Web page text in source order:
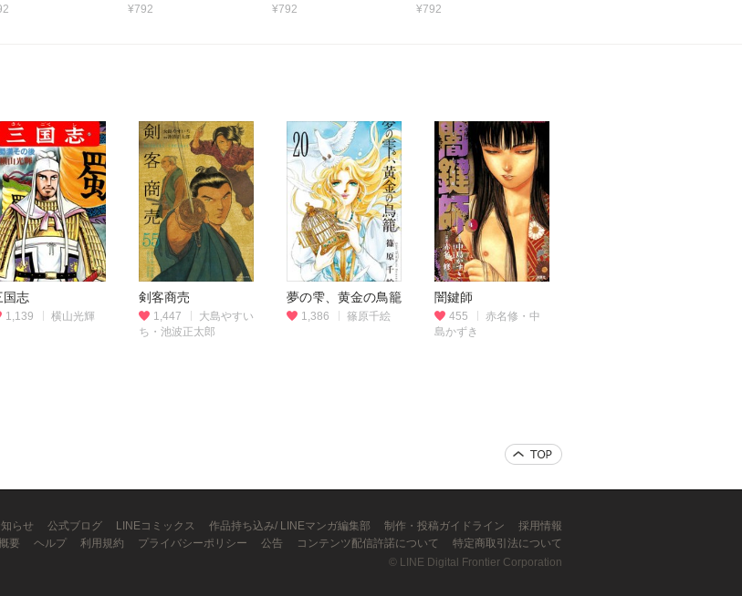
¥792 ¥792 ¥792
国志
1,139 横山光輝
剣客商売
1,447
大島やすい
ち・池波正太郎
夢の雫、黄金の鳥籠
1,386 篠原千絵
闇鍵師
455
赤名修・中
島かずき
らせ 公式ブログ LINEコミックス 作品持ち込み/ LINEマンガ編集部 制作・投稿ガイドライン
採用情報
要
ヘルプ 利用規約 プライバシーポリシー 公告 コンテンツ配信許諾について
特定商取引法について
© LINE Digital Frontier Corporation